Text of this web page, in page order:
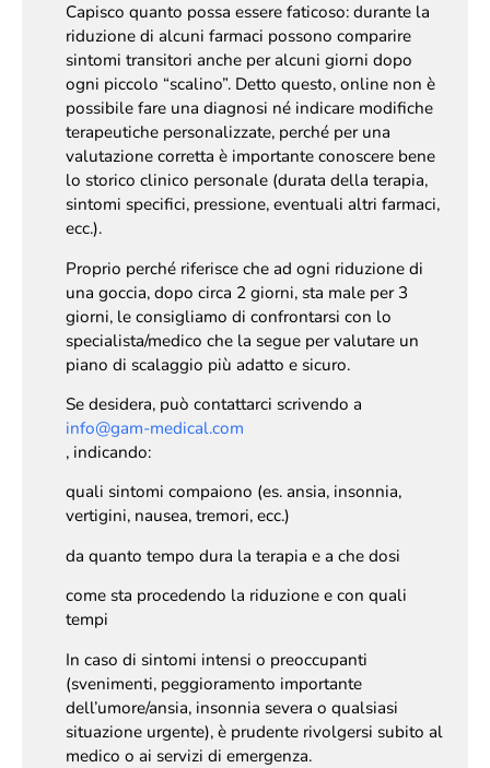
Capisco quanto possa essere faticoso: durante la
riduzione di alcuni farmaci possono comparire
sintomi transitori anche per alcuni giorni dopo
ogni piccolo “scalino”. Detto questo, online non è
possibile fare una diagnosi né indicare modifiche
terapeutiche personalizzate, perché per una
valutazione corretta è importante conoscere bene
lo storico clinico personale (durata della terapia,
sintomi specifici, pressione, eventuali altri farmaci,
ecc.).
Proprio perché riferisce che ad ogni riduzione di
una goccia, dopo circa 2 giorni, sta male per 3
giorni, le consigliamo di confrontarsi con lo
specialista/medico che la segue per valutare un
piano di scalaggio più adatto e sicuro.
Se desidera, può contattarci scrivendo a
info@gam-medical.com
, indicando:
quali sintomi compaiono (es. ansia, insonnia,
vertigini, nausea, tremori, ecc.)
da quanto tempo dura la terapia e a che dosi
come sta procedendo la riduzione e con quali
tempi
In caso di sintomi intensi o preoccupanti
(svenimenti, peggioramento importante
dell’umore/ansia, insonnia severa o qualsiasi
situazione urgente), è prudente rivolgersi subito al
medico o ai servizi di emergenza.